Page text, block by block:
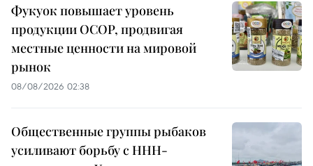
Фукуок повышает уровень
продукции OCOP, продвигая
местные ценности на мировой
рынок
08/08/2026 02:38
Общественные группы рыбаков
усиливают борьбу с ННН-